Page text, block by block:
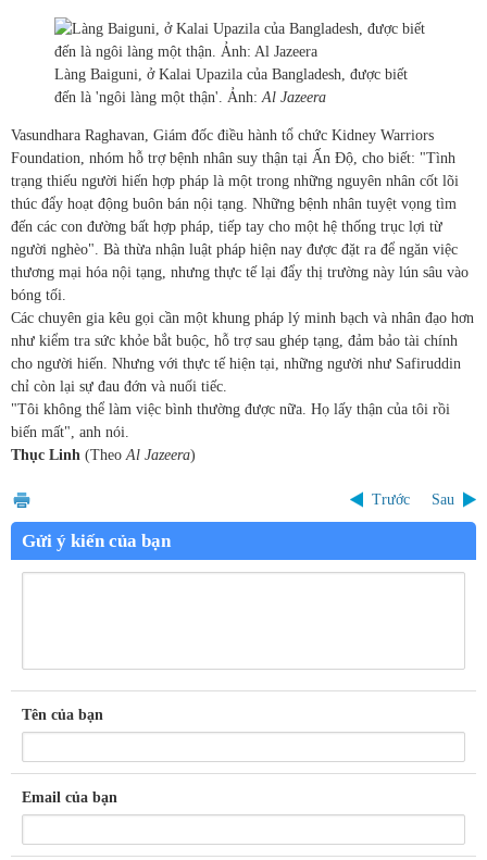
Làng Baiguni, ở Kalai Upazila của Bangladesh, được biết
đến là 'ngôi làng một thận'. Ảnh: Al Jazeera
Vasundhara Raghavan, Giám đốc điều hành tổ chức Kidney Warriors
Foundation, nhóm hỗ trợ bệnh nhân suy thận tại Ấn Độ, cho biết: "Tình
trạng thiếu người hiến hợp pháp là một trong những nguyên nhân cốt lõi
thúc đẩy hoạt động buôn bán nội tạng. Những bệnh nhân tuyệt vọng tìm
đến các con đường bất hợp pháp, tiếp tay cho một hệ thống trục lợi từ
người nghèo". Bà thừa nhận luật pháp hiện nay được đặt ra để ngăn việc
thương mại hóa nội tạng, nhưng thực tế lại đẩy thị trường này lún sâu vào
bóng tối.
Các chuyên gia kêu gọi cần một khung pháp lý minh bạch và nhân đạo hơn
như kiểm tra sức khỏe bắt buộc, hỗ trợ sau ghép tạng, đảm bảo tài chính
cho người hiến. Nhưng với thực tế hiện tại, những người như Safiruddin
chỉ còn lại sự đau đớn và nuối tiếc.
"Tôi không thể làm việc bình thường được nữa. Họ lấy thận của tôi rồi
biến mất", anh nói.
Thục Linh (Theo Al Jazeera)
Trước Sau
Gửi ý kiến của bạn
Tên của bạn
Email của bạn